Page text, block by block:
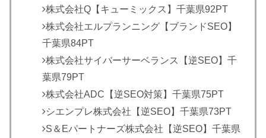
株式会社Q【キューミックス】千葉県92PT
株式会社エルプランニング【ブランドSEO】
千葉県84PT
株式会社サイバーサーベランス【逆SEO】千
葉県79PT
株式会社ADC【逆SEO対策】千葉県75PT
シエンプレ株式会社【逆SEO】千葉県73PT
S＆Eパートナーズ株式会社【逆SEO】千葉県